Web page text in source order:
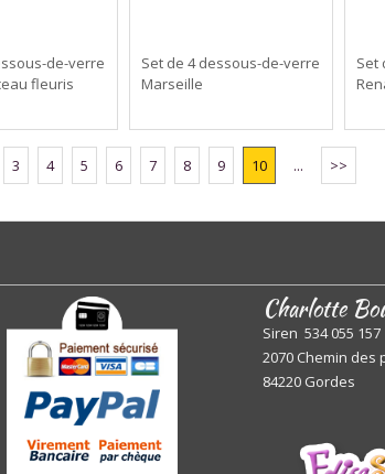
de-verre
fleuris
Set de 4 dessous-de-verre
Marseille
Set
3 4 5 6 7 8 9 10 ... >>
Charlotte
Siren 534 055 157
2070 Chemin des
84220 Gordes